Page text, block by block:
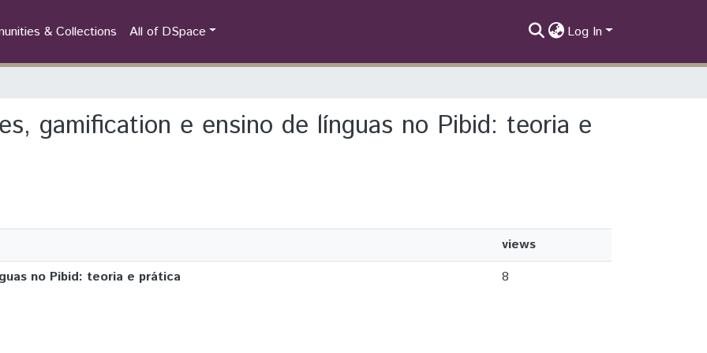
& Collections All of DSpace Log In
gamification e ensino de línguas no Pibid: teoria e
views
no Pibid: teoria e prática
8